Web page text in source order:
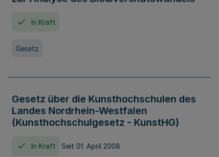
In Kraft
Gesetz
Gesetz über die Kunsthochschulen des
Landes Nordrhein-Westfalen
(Kunsthochschulgesetz - KunstHG)
In Kraft Seit 01. April 2008